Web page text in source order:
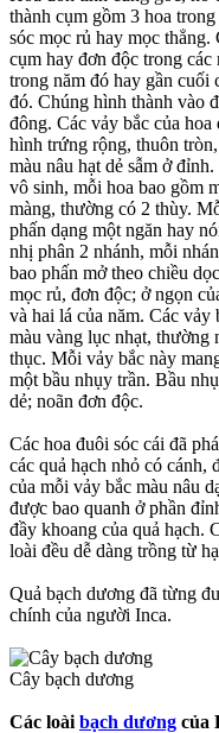
thành cụm gồm 3 hoa
sóc mọc rủ hay mọc thẳng.
cụm hay đơn độc trong các
trong năm đó hay gần cuối
đó. Chúng hình thành vào
đông. Các vảy bắc của
hình trứng rộng, thuôn
màu nâu hạt dẻ sẫm ở
vô sinh, mỗi hoa bao gồm
màng, thường có 2 thùy.
phấn dạng một ngăn hay
nhị phân 2 nhánh, mỗi
bao phấn mở theo chiều
mọc rủ, đơn độc; ở ngọn
và hai lá của năm. Các
màu vàng lục nhạt, thường
thục. Mỗi vảy bắc này
một bầu nhụy trần. Bầu
dẻ; noãn đơn độc.
Các hoa đuôi sóc cái đã
các quả hạch nhỏ có cánh,
của mỗi vảy bắc màu nâu
được bao quanh ở phần
đầy khoang của quả hạch.
loài đều dễ dàng trồng từ
Quả bạch dương đã từng
chính của người Inca.
Cây bạch dương
Các loài bạch dương của